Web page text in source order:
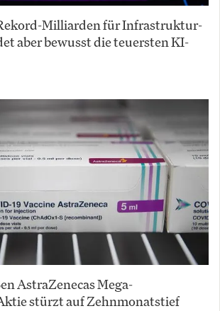
Milliarden für Infrastruktur-
aber bewusst die teuersten KI-
AstraZenecas Mega-
stürzt auf Zehnmonatstief